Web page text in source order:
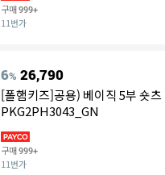
구매999+
11번가
6% 26,790
[폴햄키즈]공용) 베이직 5부 숏츠
PKG2PH3043_GN
구매999+
11번가